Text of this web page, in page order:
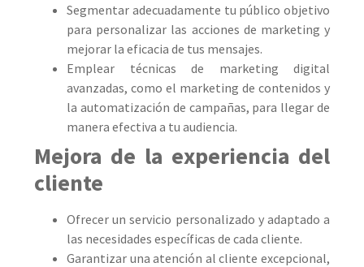
Segmentar adecuadamente tu público objetivo
para personalizar las acciones de marketing y
mejorar la eficacia de tus mensajes.
Emplear técnicas de marketing digital
avanzadas, como el marketing de contenidos y
la automatización de campañas, para llegar de
manera efectiva a tu audiencia.
Mejora de la experiencia del
cliente
Ofrecer un servicio personalizado y adaptado a
las necesidades específicas de cada cliente.
Garantizar una atención al cliente excepcional,